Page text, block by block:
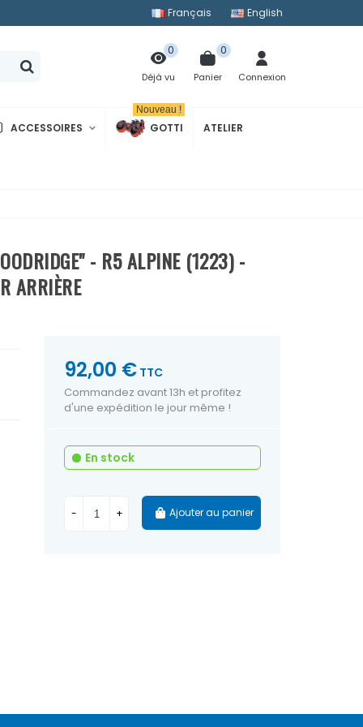
Français English
Déjà vu
0
Panier
0
Connexion
ACCESSOIRES GOTTI
Nouveau !
ATELIER
- R5 ALPINE (1223) -
ARRIÈRE
92,00 € TTC
Commandez avant 13h et profitez
d'une expédition le jour même !
En stock
- + Ajouter au panier